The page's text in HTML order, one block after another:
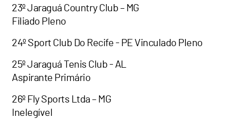
23º Jaraguá Country Club – MG
Filiado Pleno
24º Sport Club Do Recife - PE Vinculado Pleno
25º Jaraguá Tenis Club - AL
Aspirante Primário
26º Fly Sports Ltda – MG
Inelegível